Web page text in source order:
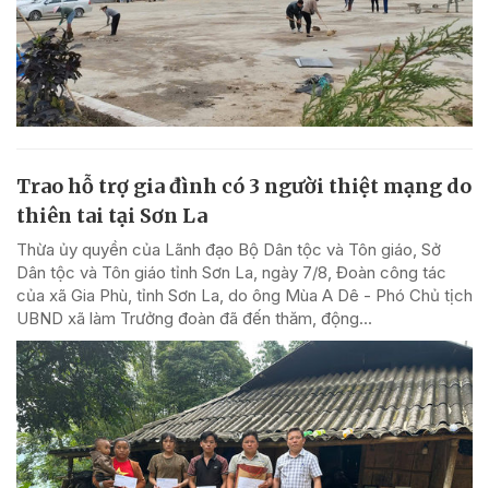
Trao hỗ trợ gia đình có 3 người thiệt mạng do
thiên tai tại Sơn La
Thừa ủy quyền của Lãnh đạo Bộ Dân tộc và Tôn giáo, Sở
Dân tộc và Tôn giáo tỉnh Sơn La, ngày 7/8, Đoàn công tác
của xã Gia Phù, tỉnh Sơn La, do ông Mùa A Dê - Phó Chủ tịch
UBND xã làm Trưởng đoàn đã đến thăm, động...